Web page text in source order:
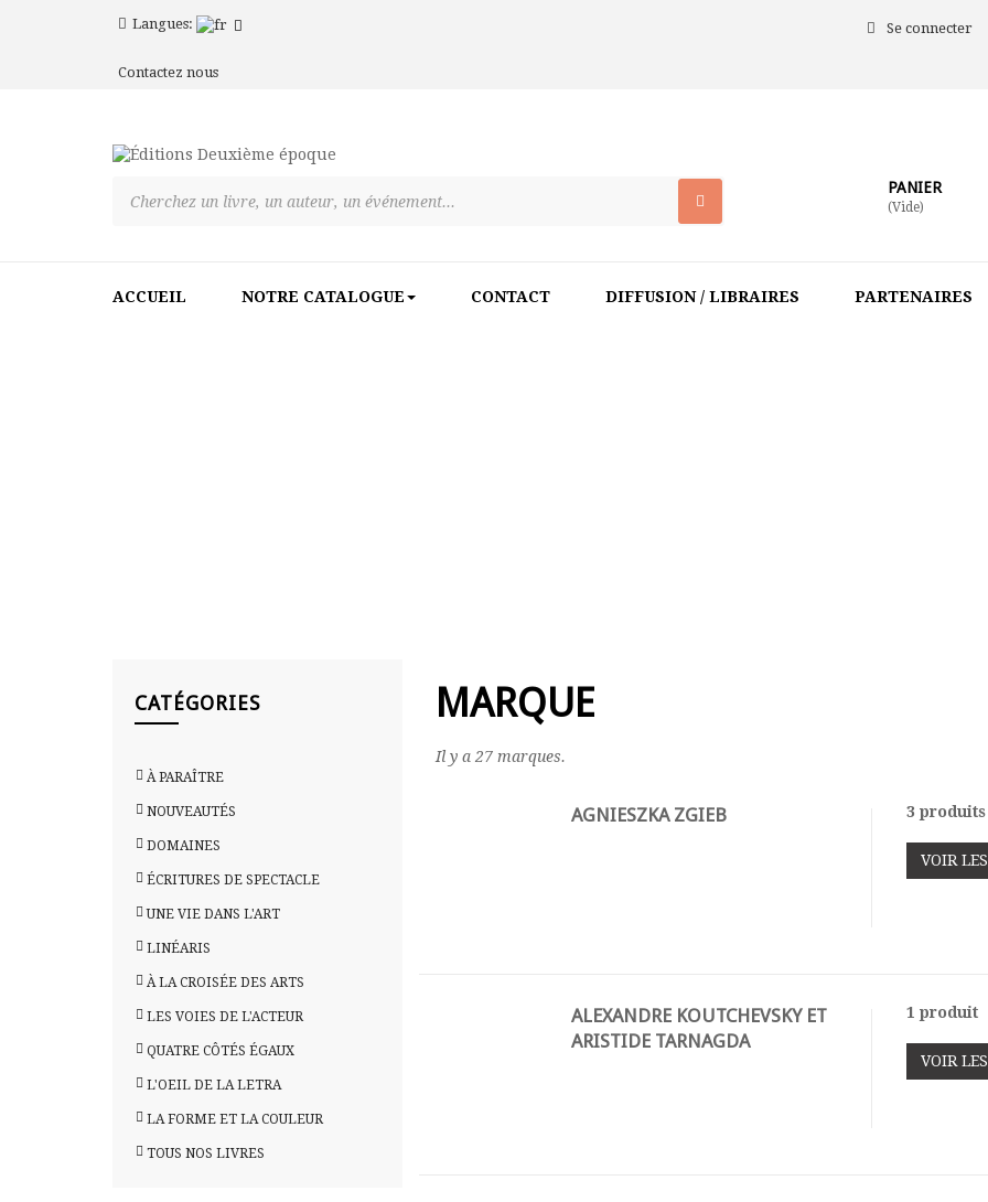
Langues: Se connecter
Contactez nous
PANIER
(Vide)
ACCUEIL NOTRE CATALOGUE CONTACT DIFFUSION / LIBRAIRES PARTENAIRES
CATÉGORIES
À PARAÎTRE
NOUVEAUTÉS
DOMAINES
ÉCRITURES DE SPECTACLE
UNE VIE DANS L'ART
LINÉARIS
À LA CROISÉE DES ARTS
LES VOIES DE L'ACTEUR
QUATRE CÔTÉS ÉGAUX
L'OEIL DE LA LETRA
LA FORME ET LA COULEUR
TOUS NOS LIVRES
MARQUE
Il y a 27 marques.
AGNIESZKA ZGIEB 3 produits
VOIR
ALEXANDRE KOUTCHEVSKY ET
ARISTIDE TARNAGDA
1 produit
VOIR